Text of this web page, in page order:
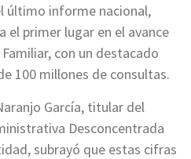
último informe nacional,
el primer lugar en el avance
con un destacado
100 millones de consultas.
García, titular del
Desconcentrada
subrayó que estas cifras